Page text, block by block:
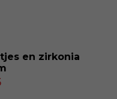
en zirkonia